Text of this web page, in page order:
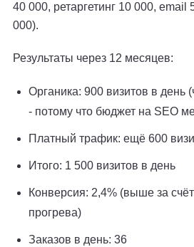
40 000, ретаргетинг 10 000,
000).
Результаты через 12 месяцев:
Органика: 900 визитов в день
- потому что бюджет на SEO
Платный трафик: ещё 600
Итого: 1 500 визитов в день
Конверсия: 2,4% (выше за счёт
прогрева)
Заказов в день: 36